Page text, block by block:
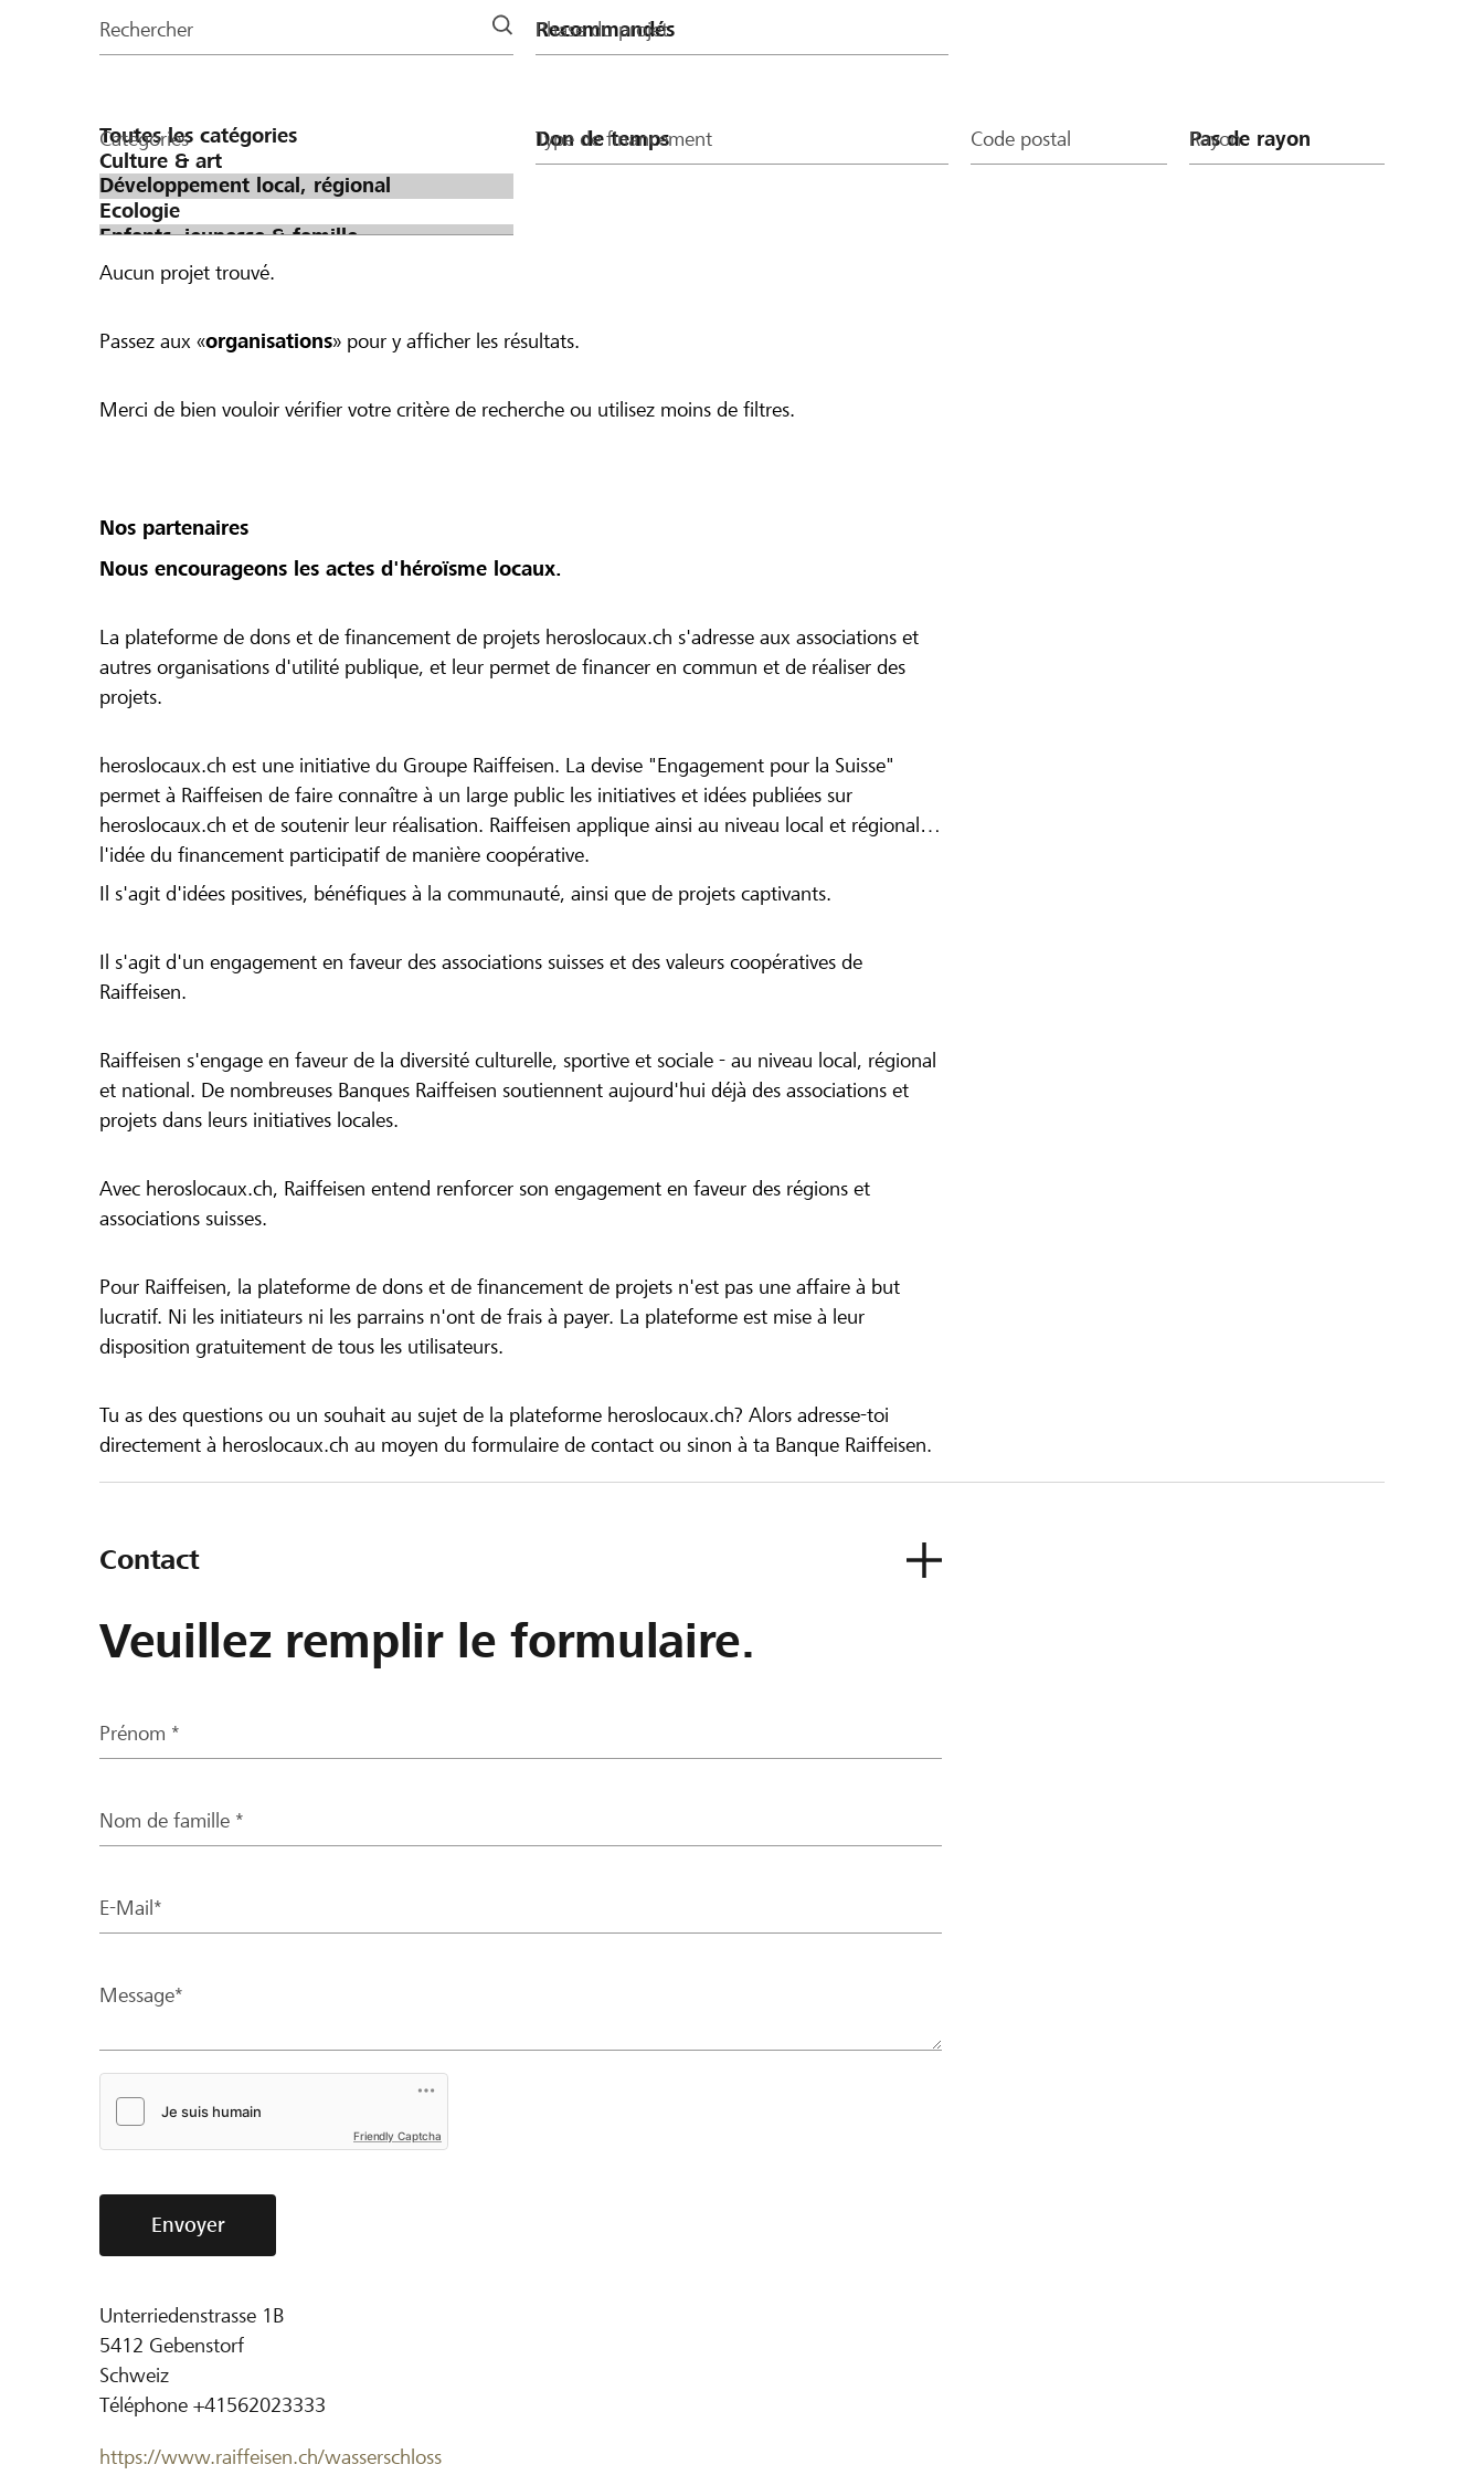
la
Rechercher Phase du projet
Catégories Type de financement Code postal Rayon
Aucun projet trouvé.
Passez aux «organisations» pour y afficher les résultats.
Merci de bien vouloir vérifier votre critère de recherche ou utilisez moins de filtres.
Nos partenaires
Nous encourageons les actes d'héroïsme locaux.
La plateforme de dons et de financement de projets heroslocaux.ch s'adresse aux associations et
autres organisations d'utilité publique, et leur permet de financer en commun et de réaliser des
projets.
heroslocaux.ch est une initiative du Groupe Raiffeisen. La devise "Engagement pour la Suisse"
permet à Raiffeisen de faire connaître à un large public les initiatives et idées publiées sur
heroslocaux.ch et de soutenir leur réalisation. Raiffeisen applique ainsi au niveau local et régional
l'idée du financement participatif de manière coopérative.
Il s'agit d'idées positives, bénéfiques à la communauté, ainsi que de projets captivants.
Il s'agit d'un engagement en faveur des associations suisses et des valeurs coopératives de
Raiffeisen.
Raiffeisen s'engage en faveur de la diversité culturelle, sportive et sociale - au niveau local, régional
et national. De nombreuses Banques Raiffeisen soutiennent aujourd'hui déjà des associations et
projets dans leurs initiatives locales.
Avec heroslocaux.ch, Raiffeisen entend renforcer son engagement en faveur des régions et
associations suisses.
Pour Raiffeisen, la plateforme de dons et de financement de projets n'est pas une affaire à but
lucratif. Ni les initiateurs ni les parrains n'ont de frais à payer. La plateforme est mise à leur
disposition gratuitement de tous les utilisateurs.
Tu as des questions ou un souhait au sujet de la plateforme heroslocaux.ch? Alors adresse-toi
directement à heroslocaux.ch au moyen du formulaire de contact ou sinon à ta Banque Raiffeisen.
Contact
Veuillez remplir le formulaire.
Prénom *
Nom de famille *
E-Mail*
Message*
Friendly Captcha
Envoyer
Unterriedenstrasse 1B
5412 Gebenstorf
Schweiz
Téléphone +41562023333
https://www.raiffeisen.ch/wasserschloss